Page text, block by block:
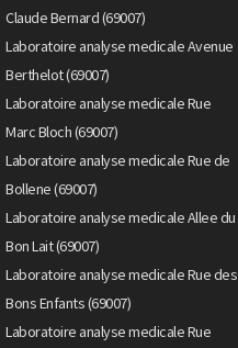
Claude Bernard (69007)
Laboratoire analyse medicale Avenue
Berthelot (69007)
Laboratoire analyse medicale Rue
Marc Bloch (69007)
Laboratoire analyse medicale Rue de
Bollene (69007)
Laboratoire analyse medicale Allee du
Bon Lait (69007)
Laboratoire analyse medicale Rue des
Bons Enfants (69007)
Laboratoire analyse medicale Rue